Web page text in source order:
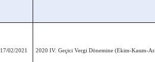
17/02/2021 2020 IV. Geçici Vergi Dönemine (Ekim-Kasım-